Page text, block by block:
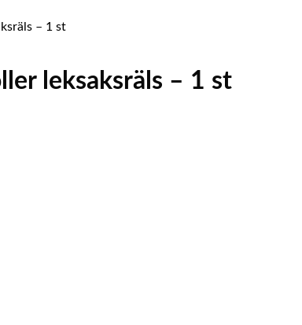
– 1 st
leksaksräls – 1 st